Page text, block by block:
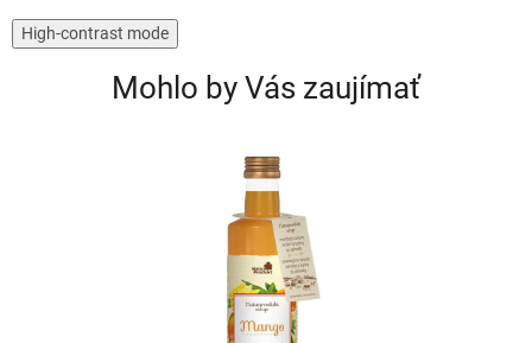
High-contrast mode
Mohlo by Vás zaujímať